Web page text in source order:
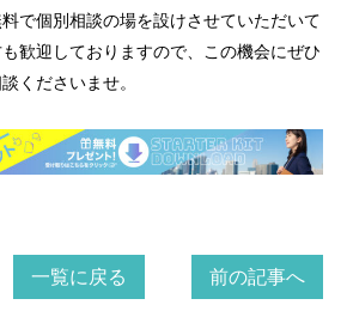
で個別相談の場を設けさせていただいて
歓迎しておりますので、この機会にぜひ
くださいませ。
一覧に戻る 前の記事へ